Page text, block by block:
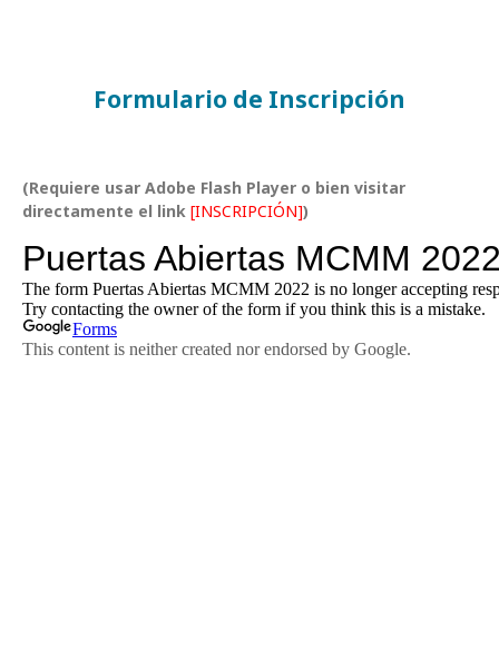
Formulario de Inscripción
(Requiere usar Adobe Flash Player o bien visitar
directamente el link [INSCRIPCIÓN])